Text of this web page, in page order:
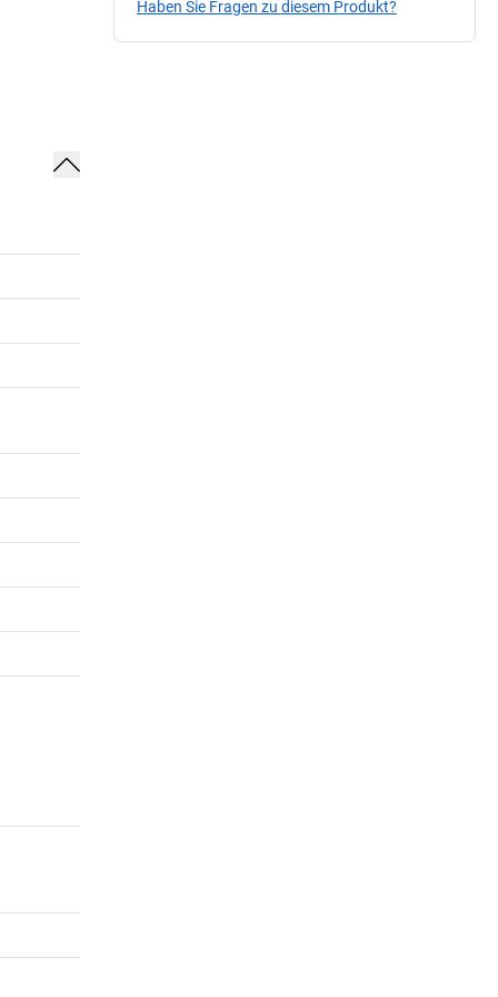
Haben Sie Fragen zu diesem Produkt?